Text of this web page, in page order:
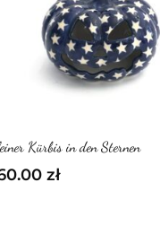
Kürbis in den Sternen
zł